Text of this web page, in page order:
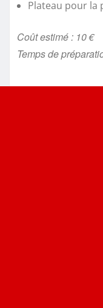
Plateau pour la
Coût estimé : 10 €
Temps de